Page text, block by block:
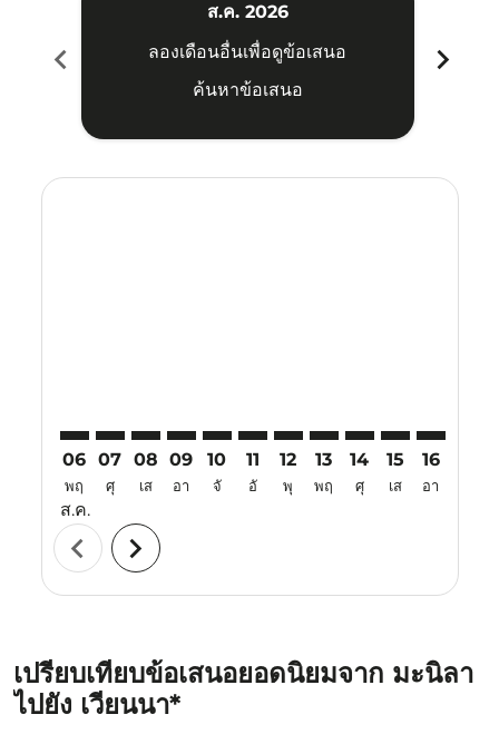
chevron_left
ส.ค. 2026
ลองเดือนอื่นเพื่อดูข้อเสนอ
ค้นหาข้อเสนอ
chevron_right
06
พฤ
ส.ค.
07
ศุ
08
เส
09
อา
10
จั
11
อั
12
พุ
13
พฤ
14
ศุ
15
เส
16
อา
chevron_left chevron_right
เปรียบเทียบข้อเสนอยอดนิยมจาก มะนิลา
ไปยัง เวียนนา*